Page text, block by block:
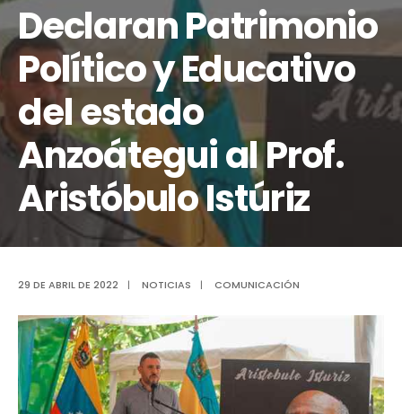
Declaran Patrimonio
Político y Educativo
del estado
Anzoátegui al Prof.
Aristóbulo Istúriz
29 DE ABRIL DE 2022 | NOTICIAS | COMUNICACIÓN